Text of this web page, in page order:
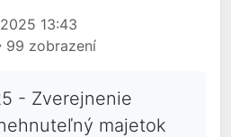
13:43
99 zobrazení
- Zverejnenie
majetok